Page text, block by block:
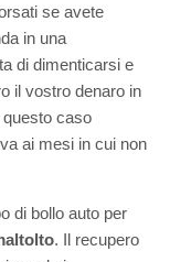
se avete
in una
di dimenticarsi e
il vostro denaro in
caso
ai mesi in cui non
di bollo auto per
. Il recupero